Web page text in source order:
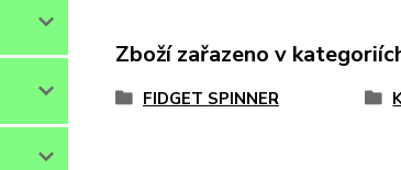
Zboží zařazeno v
FIDGET SPINNER